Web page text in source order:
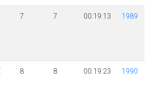
7 7 00:19:13 1989
8 8 00:19:23 1990